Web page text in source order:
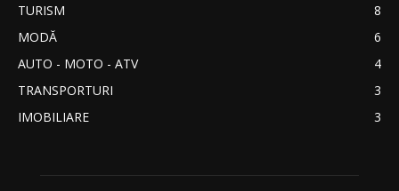
TURISM
8
MODĂ
6
AUTO - MOTO - ATV
4
TRANSPORTURI
3
IMOBILIARE
3